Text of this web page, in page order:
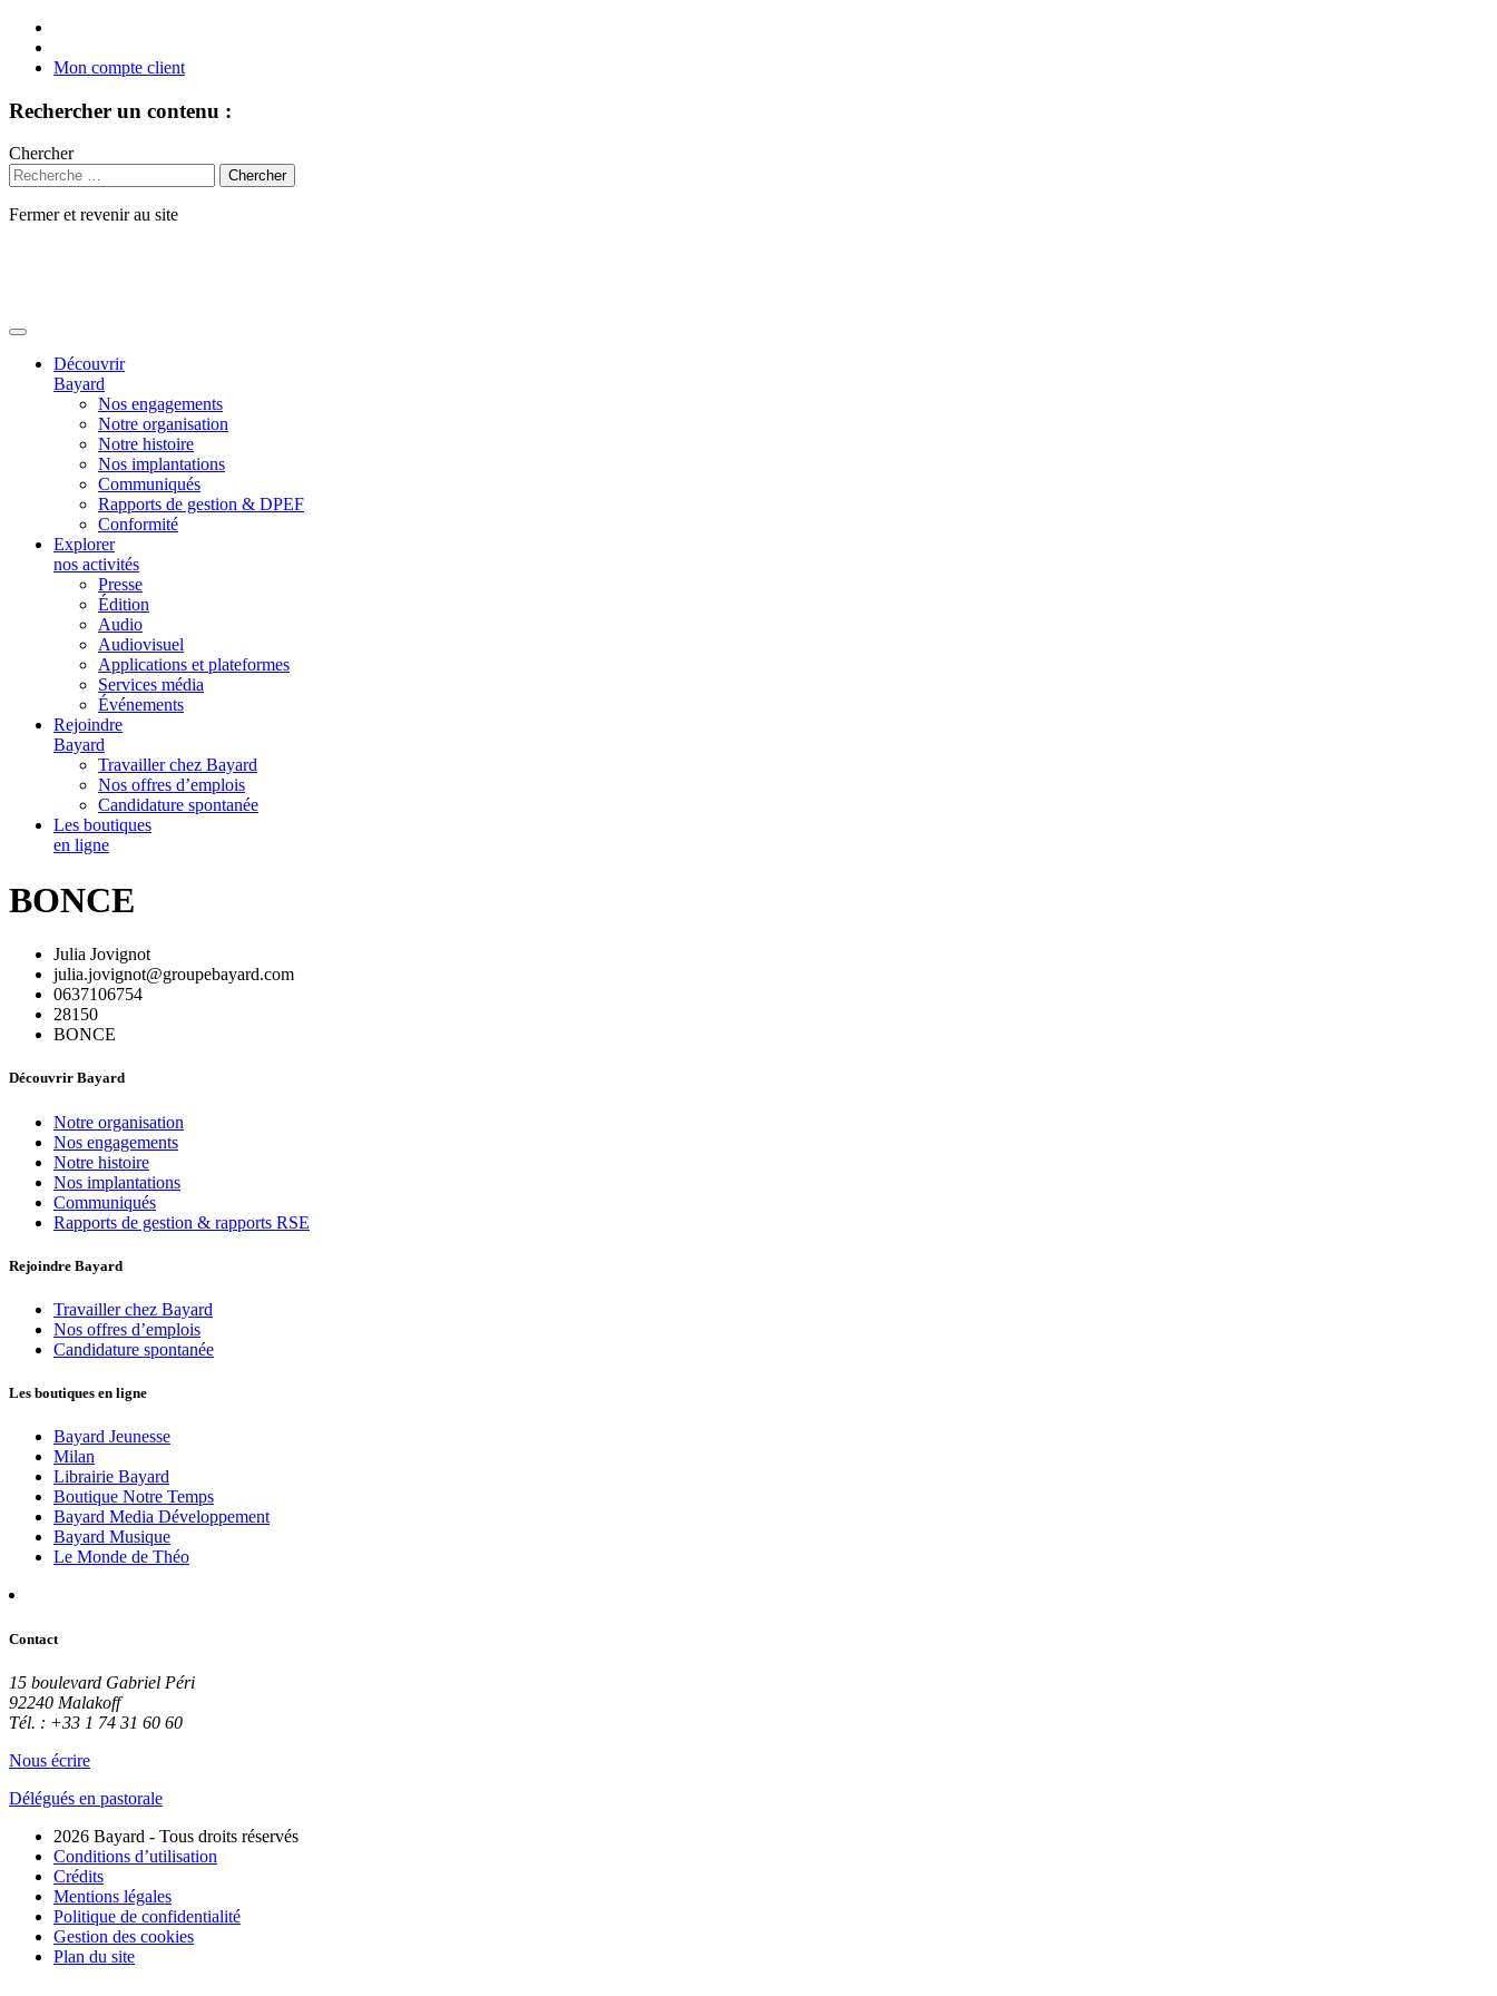
Mon compte client
Rechercher un contenu :
Chercher
Fermer et revenir au site
Découvrir
Bayard
Nos engagements
Notre organisation
Notre histoire
Nos implantations
Communiqués
Rapports de gestion & DPEF
Conformité
Explorer
nos activités
Presse
Édition
Audio
Audiovisuel
Applications et plateformes
Services média
Événements
Rejoindre
Bayard
Travailler chez Bayard
Nos offres d’emplois
Candidature spontanée
Les boutiques
en ligne
BONCE
Julia Jovignot
julia.jovignot@groupebayard.com
0637106754
28150
BONCE
Découvrir Bayard
Notre organisation
Nos engagements
Notre histoire
Nos implantations
Communiqués
Rapports de gestion & rapports RSE
Rejoindre Bayard
Travailler chez Bayard
Nos offres d’emplois
Candidature spontanée
Les boutiques en ligne
Bayard Jeunesse
Milan
Librairie Bayard
Boutique Notre Temps
Bayard Media Développement
Bayard Musique
Le Monde de Théo
Contact
15 boulevard Gabriel Péri
92240 Malakoff
Tél. : +33 1 74 31 60 60
Nous écrire
Délégués en pastorale
2026 Bayard - Tous droits réservés
Conditions d’utilisation
Crédits
Mentions légales
Politique de confidentialité
Gestion des cookies
Plan du site